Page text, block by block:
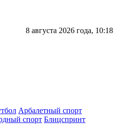
8 августа 2026 года, 10:18
Арбалетный спорт
спорт Блицспринт